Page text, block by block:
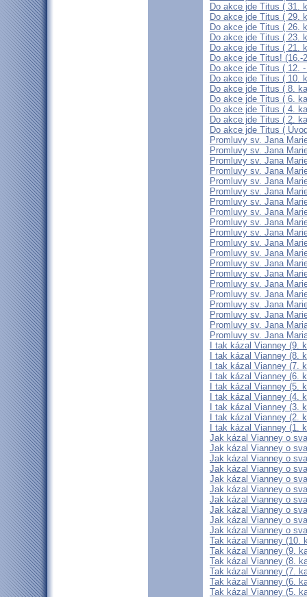
Do akce jde Titus ( 31.
Do akce jde Titus ( 29.
Do akce jde Titus ( 26.
Do akce jde Titus ( 23.
Do akce jde Titus ( 21.
Do akce jde Titus! (16.-
Do akce jde Titus ( 12.
Do akce jde Titus ( 10.
Do akce jde Titus ( 8.
Do akce jde Titus ( 6.
Do akce jde Titus ( 4.
Do akce jde Titus ( 2.
Do akce jde Titus (
Promluvy sv. Jana
Promluvy sv. Jana
Promluvy sv. Jana
Promluvy sv. Jana
Promluvy sv. Jana
Promluvy sv. Jana
Promluvy sv. Jana
Promluvy sv. Jana
Promluvy sv. Jana
Promluvy sv. Jana
Promluvy sv. Jana
Promluvy sv. Jana
Promluvy sv. Jana
Promluvy sv. Jana
Promluvy sv. Jana
Promluvy sv. Jana
Promluvy sv. Jana
Promluvy sv. Jana
Promluvy sv. Jana
Promluvy sv. Jana
I tak kázal Vianney (9.
I tak kázal Vianney (8.
I tak kázal Vianney (7.
I tak kázal Vianney (6.
I tak kázal Vianney (5.
I tak kázal Vianney (4.
I tak kázal Vianney (3.
I tak kázal Vianney (2.
I tak kázal Vianney (1.
Jak kázal Vianney o
Jak kázal Vianney o
Jak kázal Vianney o
Jak kázal Vianney o
Jak kázal Vianney o
Jak kázal Vianney o
Jak kázal Vianney o
Jak kázal Vianney o
Jak kázal Vianney o
Jak kázal Vianney o
Tak kázal Vianney (10.
Tak kázal Vianney (9.
Tak kázal Vianney (8.
Tak kázal Vianney (7.
Tak kázal Vianney (6.
Tak kázal Vianney (5.